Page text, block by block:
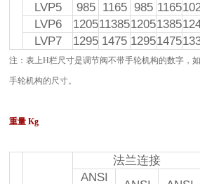
LVP5
985 1165 985 1165
LVP6
12051138512051385
LVP7
1295 1475 12951475
注：表上H栏尺寸是调节阀不带手轮机构的数字，
手轮机构的尺寸。
重量 Kg
法兰连接
ANSI